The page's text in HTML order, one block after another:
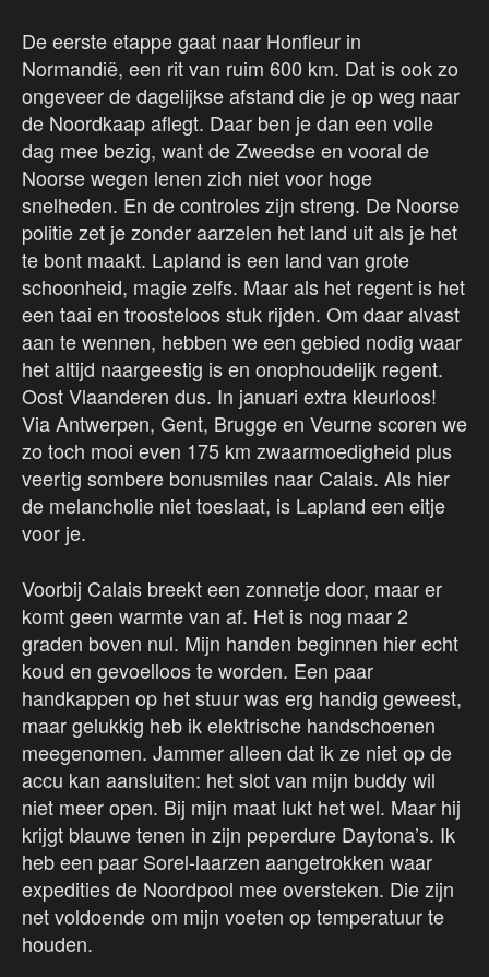
De eerste etappe gaat naar Honfleur in
Normandië, een rit van ruim 600 km. Dat is ook zo
ongeveer de dagelijkse afstand die je op weg naar
de Noordkaap aflegt. Daar ben je dan een volle
dag mee bezig, want de Zweedse en vooral de
Noorse wegen lenen zich niet voor hoge
snelheden. En de controles zijn streng. De Noorse
politie zet je zonder aarzelen het land uit als je het
te bont maakt. Lapland is een land van grote
schoonheid, magie zelfs. Maar als het regent is het
een taai en troosteloos stuk rijden. Om daar alvast
aan te wennen, hebben we een gebied nodig waar
het altijd naargeestig is en onophoudelijk regent.
Oost Vlaanderen dus. In januari extra kleurloos!
Via Antwerpen, Gent, Brugge en Veurne scoren we
zo toch mooi even 175 km zwaarmoedigheid plus
veertig sombere bonusmiles naar Calais. Als hier
de melancholie niet toeslaat, is Lapland een eitje
voor je.
Voorbij Calais breekt een zonnetje door, maar er
komt geen warmte van af. Het is nog maar 2
graden boven nul. Mijn handen beginnen hier echt
koud en gevoelloos te worden. Een paar
handkappen op het stuur was erg handig geweest,
maar gelukkig heb ik elektrische handschoenen
meegenomen. Jammer alleen dat ik ze niet op de
accu kan aansluiten: het slot van mijn buddy wil
niet meer open. Bij mijn maat lukt het wel. Maar hij
krijgt blauwe tenen in zijn peperdure Daytona’s. Ik
heb een paar Sorel-laarzen aangetrokken waar
expedities de Noordpool mee oversteken. Die zijn
net voldoende om mijn voeten op temperatuur te
houden.